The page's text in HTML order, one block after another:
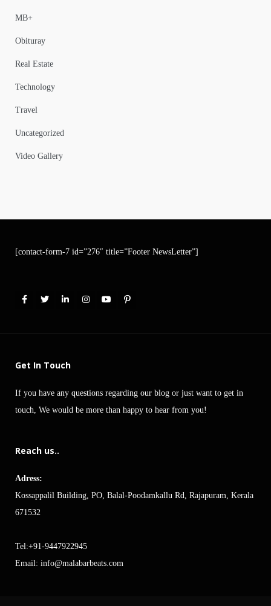
MB+
Obituray
Real Estate
Technology
Travel
Uncategorized
Video Gallery
[contact-form-7 id=”276″ title=”Footer NewsLetter”]
Get In Touch
If you have any questions regarding our blog or just want to get in
touch, We would be more than happy to hear from you!
Reach us..
Adress:
Kossappalil Building, PO, Balal-Poodamkallu Rd, Rajapuram, Kerala
671532
Tel:+91-9447922945
Email: info@malabarbeats.com